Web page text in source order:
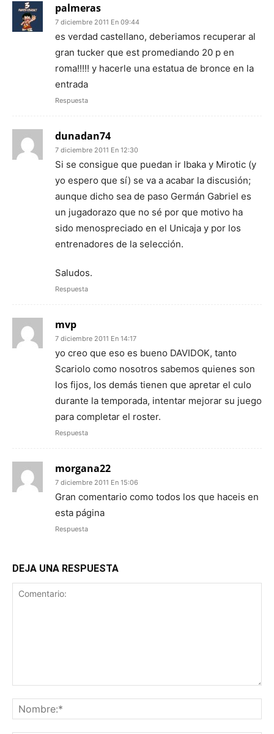
palmeras
7 diciembre 2011 En 09:44
es verdad castellano, deberiamos recuperar al
gran tucker que est promediando 20 p en
roma!!!!! y hacerle una estatua de bronce en la
entrada
Respuesta
dunadan74
7 diciembre 2011 En 12:30
Si se consigue que puedan ir Ibaka y Mirotic (y
yo espero que sí) se va a acabar la discusión;
aunque dicho sea de paso Germán Gabriel es
un jugadorazo que no sé por que motivo ha
sido menospreciado en el Unicaja y por los
entrenadores de la selección.
Saludos.
Respuesta
mvp
7 diciembre 2011 En 14:17
yo creo que eso es bueno DAVIDOK, tanto
Scariolo como nosotros sabemos quienes son
los fijos, los demás tienen que apretar el culo
durante la temporada, intentar mejorar su juego
para completar el roster.
Respuesta
morgana22
7 diciembre 2011 En 15:06
Gran comentario como todos los que haceis en
esta página
Respuesta
DEJA UNA RESPUESTA